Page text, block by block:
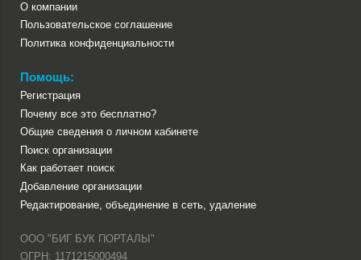
О компании
Пользовательское соглашение
Политика конфиденциальности
Помощь:
Регистрация
Почему все это бесплатно?
Общие сведения о личном кабинете
Поиск организации
Как работает поиск
Добавление организации
Редактирование, объединение в сеть, удаление
ООО "БИГ БУК ПОРТАЛЫ"
ОГРН: 1171215000494